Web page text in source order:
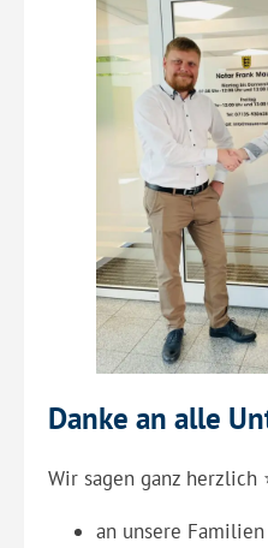
Danke an alle
Wir sagen ganz herzlich
an unsere